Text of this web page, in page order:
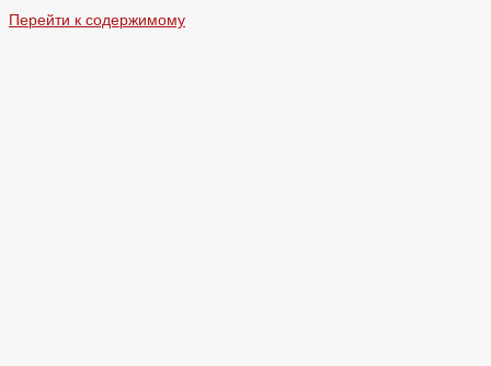
Перейти к содержимому